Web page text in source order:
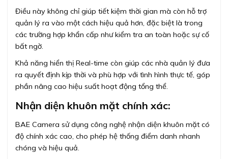
Điều này không chỉ giúp tiết kiệm thời gian mà còn hỗ trợ
quản lý ra vào một cách hiệu quả hơn, đặc biệt là trong
các trường hợp khẩn cấp như kiểm tra an toàn hoặc sự cố
bất ngờ.
Khả năng hiển thị Real-time còn giúp các nhà quản lý đưa
ra quyết định kịp thời và phù hợp với tình hình thực tế, góp
phần nâng cao hiệu suất hoạt động tổng thể.
Nhận diện khuôn mặt chính xác:
BAE Camera sử dụng công nghệ nhận diện khuôn mặt có
độ chính xác cao, cho phép hệ thống điểm danh nhanh
chóng và hiệu quả.